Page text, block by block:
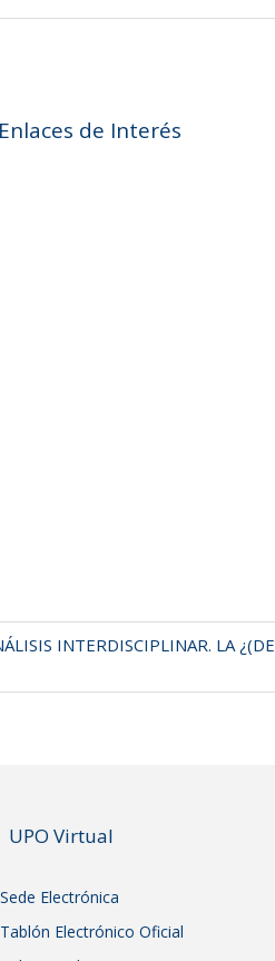
Enlaces de Interés
INTERDISCIPLINAR. LA
UPO Virtual
Sede Electrónica
Tablón Electrónico Oficial